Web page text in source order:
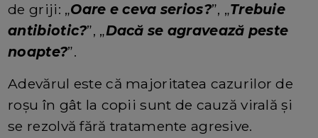
de griji: „Oare e ceva serios?”, „Trebuie
antibiotic?”, „Dacă se agravează peste
noapte?”.
Adevărul este că majoritatea cazurilor de
roșu în gât la copii sunt de cauză virală și
se rezolvă fără tratamente agresive.